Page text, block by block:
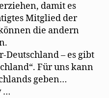
damit es
Mitglied der
die andern
Deutschland – es gibt
Für uns kann
geben…
…